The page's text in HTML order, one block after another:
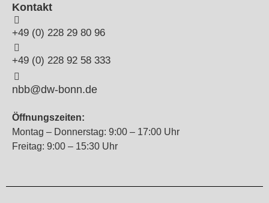
Kontakt
+49 (0) 228 29 80 96
+49 (0) 228 92 58 333
nbb@dw-bonn.de
Öffnungszeiten:
Montag – Donnerstag: 9:00 – 17:00 Uhr
Freitag: 9:00 – 15:30 Uhr